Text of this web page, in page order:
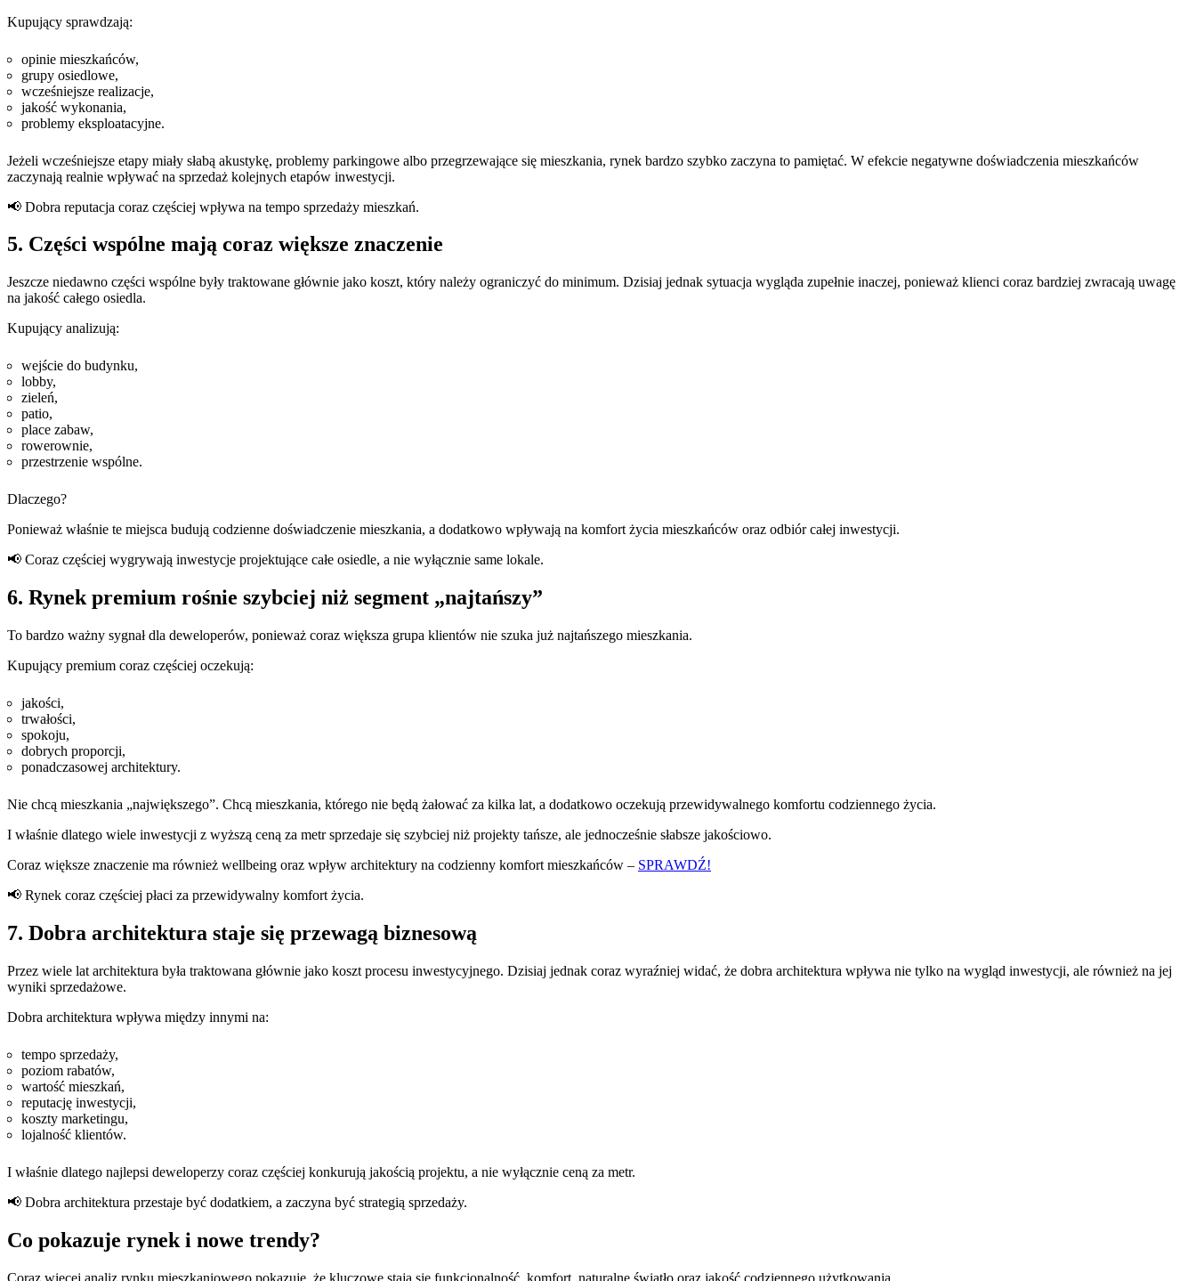
Kupujący sprawdzają:
opinie mieszkańców,
grupy osiedlowe,
wcześniejsze realizacje,
jakość wykonania,
problemy eksploatacyjne.
Jeżeli wcześniejsze etapy miały słabą akustykę, problemy parkingowe albo przegrzewające się mieszkania, rynek bardzo szybko zaczyna to pamiętać. W efekcie negatywne doświadczenia mieszkańców
zaczynają realnie wpływać na sprzedaż kolejnych etapów inwestycji.
📢 Dobra reputacja coraz częściej wpływa na tempo sprzedaży mieszkań.
5. Części wspólne mają coraz większe znaczenie
Jeszcze niedawno części wspólne były traktowane głównie jako koszt, który należy ograniczyć do minimum. Dzisiaj jednak sytuacja wygląda zupełnie inaczej, ponieważ klienci coraz bardziej zwracają uwagę
na jakość całego osiedla.
Kupujący analizują:
wejście do budynku,
lobby,
zieleń,
patio,
place zabaw,
rowerownie,
przestrzenie wspólne.
Dlaczego?
Ponieważ właśnie te miejsca budują codzienne doświadczenie mieszkania, a dodatkowo wpływają na komfort życia mieszkańców oraz odbiór całej inwestycji.
📢 Coraz częściej wygrywają inwestycje projektujące całe osiedle, a nie wyłącznie same lokale.
6. Rynek premium rośnie szybciej niż segment „najtańszy”
To bardzo ważny sygnał dla deweloperów, ponieważ coraz większa grupa klientów nie szuka już najtańszego mieszkania.
Kupujący premium coraz częściej oczekują:
jakości,
trwałości,
spokoju,
dobrych proporcji,
ponadczasowej architektury.
Nie chcą mieszkania „największego”. Chcą mieszkania, którego nie będą żałować za kilka lat, a dodatkowo oczekują przewidywalnego komfortu codziennego życia.
I właśnie dlatego wiele inwestycji z wyższą ceną za metr sprzedaje się szybciej niż projekty tańsze, ale jednocześnie słabsze jakościowo.
Coraz większe znaczenie ma również wellbeing oraz wpływ architektury na codzienny komfort mieszkańców – SPRAWDŹ!
📢 Rynek coraz częściej płaci za przewidywalny komfort życia.
7. Dobra architektura staje się przewagą biznesową
Przez wiele lat architektura była traktowana głównie jako koszt procesu inwestycyjnego. Dzisiaj jednak coraz wyraźniej widać, że dobra architektura wpływa nie tylko na wygląd inwestycji, ale również na jej
wyniki sprzedażowe.
Dobra architektura wpływa między innymi na:
tempo sprzedaży,
poziom rabatów,
wartość mieszkań,
reputację inwestycji,
koszty marketingu,
lojalność klientów.
I właśnie dlatego najlepsi deweloperzy coraz częściej konkurują jakością projektu, a nie wyłącznie ceną za metr.
📢 Dobra architektura przestaje być dodatkiem, a zaczyna być strategią sprzedaży.
Co pokazuje rynek i nowe trendy?
Coraz więcej analiz rynku mieszkaniowego pokazuje, że kluczowe stają się funkcjonalność, komfort, naturalne światło oraz jakość codziennego użytkowania.